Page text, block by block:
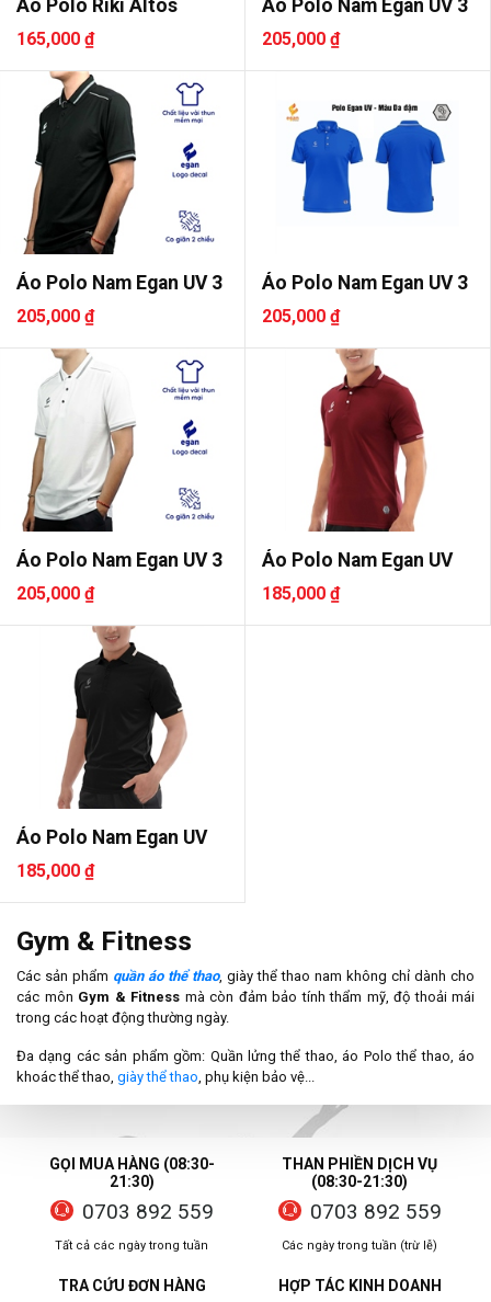
Áo Polo Riki Altos
165,000 ₫
Áo Polo Nam Egan UV 3
205,000 ₫
Áo Polo Nam Egan UV 3
205,000 ₫
Áo Polo Nam Egan UV 3
205,000 ₫
Áo Polo Nam Egan UV 3
205,000 ₫
Áo Polo Nam Egan UV
185,000 ₫
Áo Polo Nam Egan UV
185,000 ₫
Gym & Fitness
Các sản phẩm quần áo thể thao, giày thể thao nam không chỉ dành cho
các môn Gym & Fitness mà còn đảm bảo tính thẩm mỹ, độ thoải mái
trong các hoạt động thường ngày.
Đa dạng các sản phẩm gồm: Quần lửng thể thao, áo Polo thể thao, áo
khoác thể thao, giày thể thao, phụ kiện bảo vệ...
GỌI MUA HÀNG (08:30-
21:30)
0703 892 559
Tất cả các ngày trong tuần
THAN PHIỀN DỊCH VỤ
(08:30-21:30)
0703 892 559
Các ngày trong tuần (trừ lễ)
TRA CỨU ĐƠN HÀNG HỢP TÁC KINH DOANH